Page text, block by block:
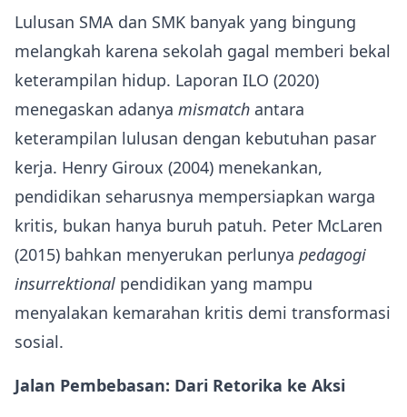
Lulusan SMA dan SMK banyak yang bingung
melangkah karena sekolah gagal memberi bekal
keterampilan hidup. Laporan ILO (2020)
menegaskan adanya mismatch antara
keterampilan lulusan dengan kebutuhan pasar
kerja. Henry Giroux (2004) menekankan,
pendidikan seharusnya mempersiapkan warga
kritis, bukan hanya buruh patuh. Peter McLaren
(2015) bahkan menyerukan perlunya pedagogi
insurrektional pendidikan yang mampu
menyalakan kemarahan kritis demi transformasi
sosial.
Jalan Pembebasan: Dari Retorika ke Aksi